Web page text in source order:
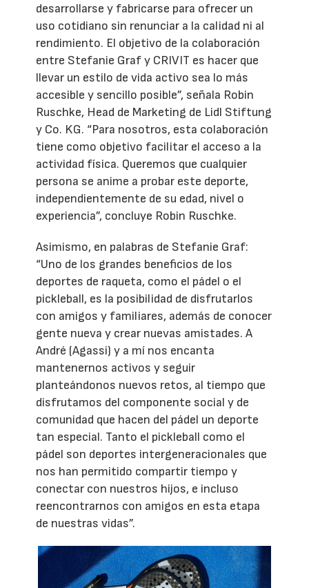
desarrollarse y fabricarse para ofrecer un
uso cotidiano sin renunciar a la calidad ni al
rendimiento. El objetivo de la colaboración
entre Stefanie Graf y CRIVIT es hacer que
llevar un estilo de vida activo sea lo más
accesible y sencillo posible”, señala Robin
Ruschke, Head de Marketing de Lidl Stiftung
y Co. KG. “Para nosotros, esta colaboración
tiene como objetivo facilitar el acceso a la
actividad física. Queremos que cualquier
persona se anime a probar este deporte,
independientemente de su edad, nivel o
experiencia”, concluye Robin Ruschke.
Asimismo, en palabras de Stefanie Graf:
“Uno de los grandes beneficios de los
deportes de raqueta, como el pádel o el
pickleball, es la posibilidad de disfrutarlos
con amigos y familiares, además de conocer
gente nueva y crear nuevas amistades. A
André (Agassi) y a mí nos encanta
mantenernos activos y seguir
planteándonos nuevos retos, al tiempo que
disfrutamos del componente social y de
comunidad que hacen del pádel un deporte
tan especial. Tanto el pickleball como el
pádel son deportes intergeneracionales que
nos han permitido compartir tiempo y
conectar con nuestros hijos, e incluso
reencontrarnos con amigos en esta etapa
de nuestras vidas”.